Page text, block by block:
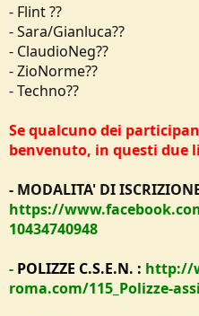
- Flint ??
- Sara/Gianluca??
- ClaudioNeg??
- ZioNorme??
- Techno??
Se qualcuno dei
benvenuto, in questi due
- MODALITA' DI
https://
10434740948
- POLIZZE C.S.E.N. : http://
roma.com/115_Polizze-